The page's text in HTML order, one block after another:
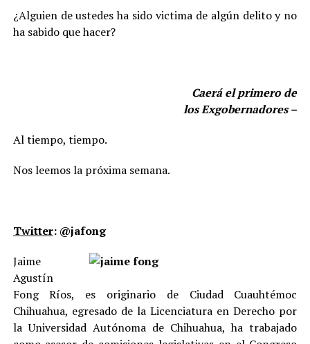
¿Alguien de ustedes ha sido victima de algún delito y no
ha sabido que hacer?
Caerá el primero de
los Exgobernadores –
Al tiempo, tiempo.
Nos leemos la próxima semana.
Twitter: @jafong
Jaime
Agustín
Fong Ríos, es originario de Ciudad Cuauhtémoc
Chihuahua, egresado de la Licenciatura en Derecho por
la Universidad Autónoma de Chihuahua, ha trabajado